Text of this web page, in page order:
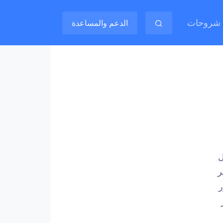
شروحات الدعم والمساعدة